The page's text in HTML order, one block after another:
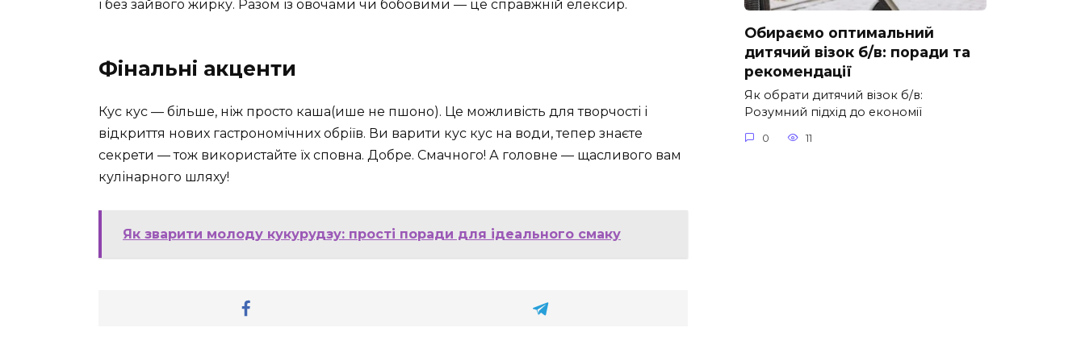
і без зайвого жирку. Разом із овочами чи бобовими — це справжній елексир.
Фінальні акценти
Кус кус — більше, ніж просто каша(ише не пшоно). Це можливість для творчості і
відкриття нових гастрономічних обріїв. Ви варити кус кус на води, тепер знаєте
секрети — тож використайте їх сповна. Добре. Смачного! А головне — щасливого вам
кулінарного шляху!
Як зварити молоду кукурудзу: прості поради для ідеального смаку
Обираємо оптимальний
дитячий візок б/в: поради та
рекомендації
Як обрати дитячий візок б/в:
Розумний підхід до економії
0 11